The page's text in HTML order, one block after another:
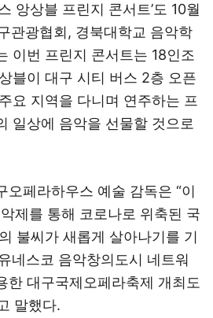
앙상블 프린지 콘서트’도 10월
관광협회, 경북대학교 음악학
이번 프린지 콘서트는 18인조
블이 대구 시티 버스 2층 오픈
요 지역을 다니며 연주하는 프
일상에 음악을 선물할 것으로
오페라하우스 예술 감독은 “이
제를 통해 코로나로 위축된 국
불씨가 새롭게 살아나기를 기
네스코 음악창의도시 네트워
한 대구국제오페라축제 개최도
말했다.